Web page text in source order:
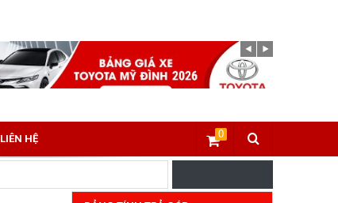
LIÊN HỆ 0